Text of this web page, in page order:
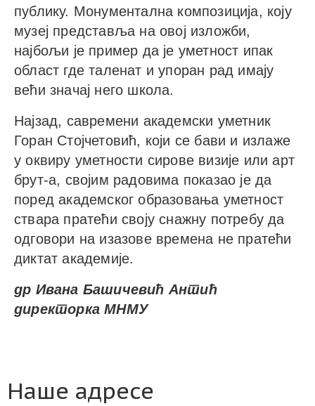
публику. Монументална композиција, коју
музеј представља на овој изложби,
најбољи је пример да је уметност ипак
област где таленат и упоран рад имају
већи значај него школа.
Најзад, савремени академски уметник
Горан Стојчетовић, који се бави и излаже
у оквиру уметности сирове визије или арт
брут-а, својим радовима показао је да
поред академског образовања уметност
ствара пратећи своју снажну потребу да
одговори на изазове времена не пратећи
диктат академије.
др Ивана Башичевић Антић
директорка МНМУ
Наше адресе